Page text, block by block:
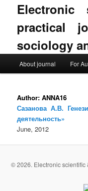
Electronic
practical
sociology
Skip to primary
Skip to secondary
About journal For
Author: ANNA16
Сазанова А.В.
деятельность»
June, 2012
© 2026. Electronic scientific